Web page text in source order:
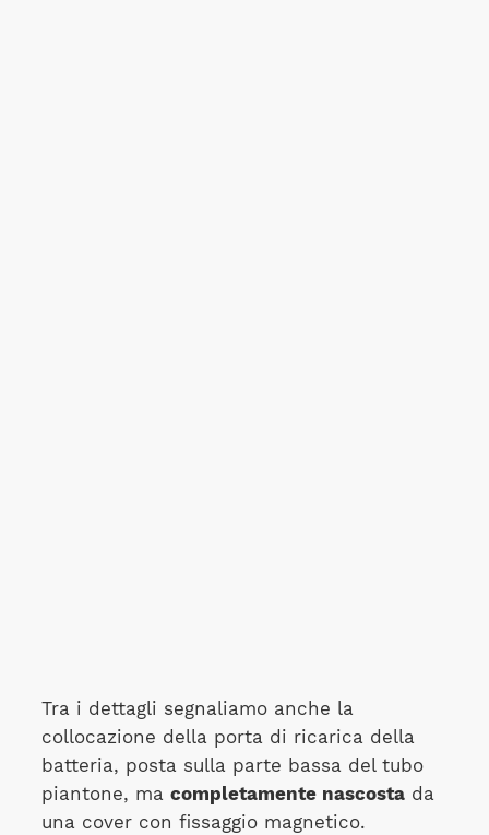
Tra i dettagli segnaliamo anche la
collocazione della porta di ricarica della
batteria, posta sulla parte bassa del tubo
piantone, ma completamente nascostada
una cover con fissaggio magnetico.